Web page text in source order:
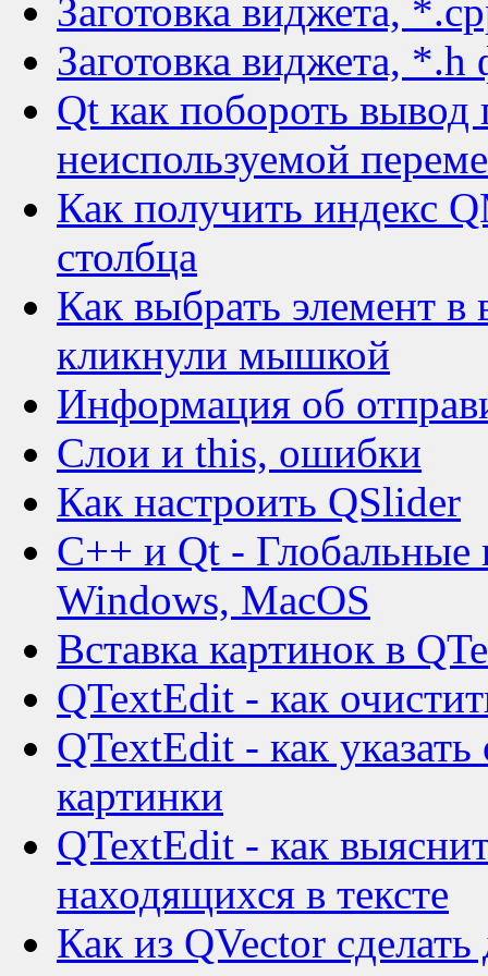
Заготовка виджета,
Заготовка виджета, *.h
Qt как побороть
неиспользуемой
Как получить индекс
столбца
Как выбрать элемент
кликнули мышкой
Информация об
Слои и this, ошибки
Как настроить QSlider
C++ и Qt -
Windows, MacOS
Вставка картинок в
QTextEdit - как
QTextEdit - как указать
картинки
QTextEdit - как
находящихся в тексте
Как из QVector